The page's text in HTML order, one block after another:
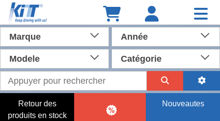
Marque Année
Modele Catégorie
Retour des
produits en stock
Nouveautes